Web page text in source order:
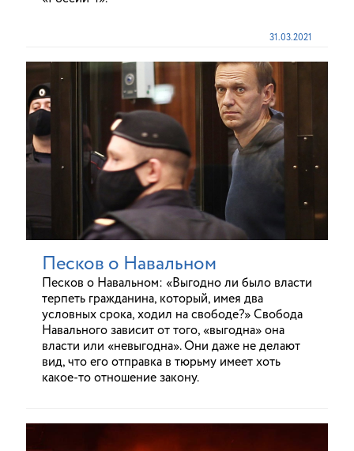
31.03.2021
Песков о Навальном
Песков о Навальном: «Выгодно ли было власти
терпеть гражданина, который, имея два
условных срока, ходил на свободе?» Свобода
Навального зависит от того, «выгодна» она
власти или «невыгодна». Они даже не делают
вид, что его отправка в тюрьму имеет хоть
какое-то отношение закону.